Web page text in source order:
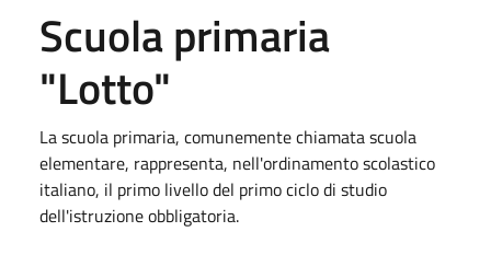
Scuola primaria
"Lotto"
La scuola primaria, comunemente chiamata scuola
elementare, rappresenta, nell'ordinamento scolastico
italiano, il primo livello del primo ciclo di studio
dell'istruzione obbligatoria.